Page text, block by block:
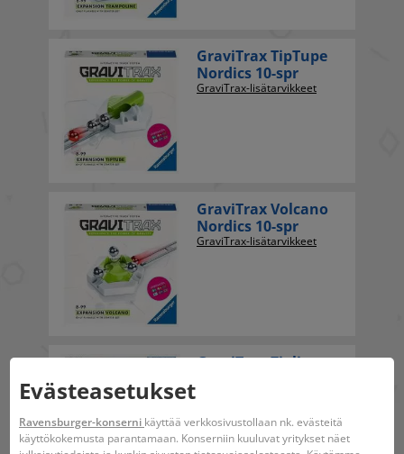
GraviTrax TipTupe
Nordics 10-spr
GraviTrax-lisätarvikkeet
GraviTrax Volcano
Nordics 10-spr
GraviTrax-lisätarvikkeet
GraviTrax Zipline
Evästeasetukset
Ravensburger-konserni käyttää verkkosivustollaan nk. evästeitä
käyttökokemusta parantamaan. Konserniin kuuluvat yritykset näet